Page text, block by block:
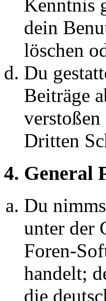
Kenntnis
dein
löschen
Du
Beiträge
Dritten
4. General
Du
unter der
Foren-
handelt;
die